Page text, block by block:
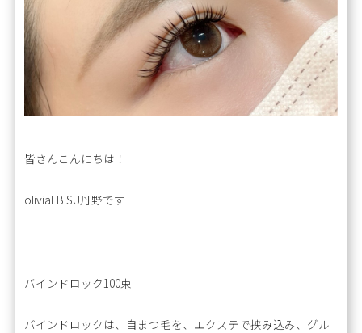
皆さんこんにちは！
oliviaEBISU丹野です
バインドロック100束
バインドロックは、自まつ毛を、エクステで挟み込み、グル